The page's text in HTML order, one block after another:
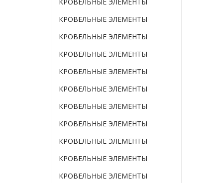
КРОВЕЛЬНЫЕ ЭЛЕМЕНТЫ
КРОВЕЛЬНЫЕ ЭЛЕМЕНТЫ
КРОВЕЛЬНЫЕ ЭЛЕМЕНТЫ
КРОВЕЛЬНЫЕ ЭЛЕМЕНТЫ
КРОВЕЛЬНЫЕ ЭЛЕМЕНТЫ
КРОВЕЛЬНЫЕ ЭЛЕМЕНТЫ
КРОВЕЛЬНЫЕ ЭЛЕМЕНТЫ
КРОВЕЛЬНЫЕ ЭЛЕМЕНТЫ
КРОВЕЛЬНЫЕ ЭЛЕМЕНТЫ
КРОВЕЛЬНЫЕ ЭЛЕМЕНТЫ
КРОВЕЛЬНЫЕ ЭЛЕМЕНТЫ